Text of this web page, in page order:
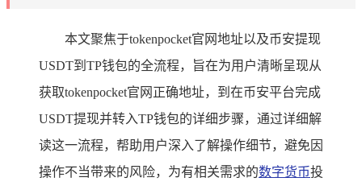
本文聚焦于tokenpocket官网地址以及币安提现
USDT到TP钱包的全流程，旨在为用户清晰呈现从
获取tokenpocket官网正确地址，到在币安平台完成
USDT提现并转入TP钱包的详细步骤，通过详细解
读这一流程，帮助用户深入了解操作细节，避免因
操作不当带来的风险，为有相关需求的数字货币投